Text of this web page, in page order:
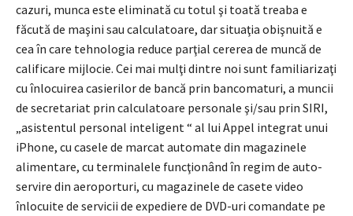
cazuri, munca este eliminată cu totul şi toată treaba e
făcută de maşini sau calculatoare, dar situaţia obişnuită e
cea în care tehnologia reduce parţial cererea de muncă de
calificare mijlocie. Cei mai mulţi dintre noi sunt familiarizaţi
cu înlocuirea casierilor de bancă prin bancomaturi, a muncii
de secretariat prin calculatoare personale şi/sau prin SIRI,
„asistentul personal inteligent “ al lui Appel integrat unui
iPhone, cu casele de marcat automate din magazinele
alimentare, cu terminalele funcţionând în regim de auto-
servire din aeroporturi, cu magazinele de casete video
înlocuite de servicii de expediere de DVD-uri comandate pe